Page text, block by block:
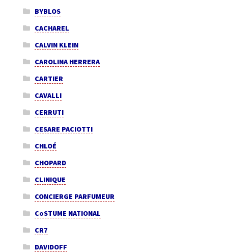
BYBLOS
CACHAREL
CALVIN KLEIN
CAROLINA HERRERA
CARTIER
CAVALLI
CERRUTI
CESARE PACIOTTI
CHLOÉ
CHOPARD
CLINIQUE
CONCIERGE PARFUMEUR
CoSTUME NATIONAL
CR7
DAVIDOFF